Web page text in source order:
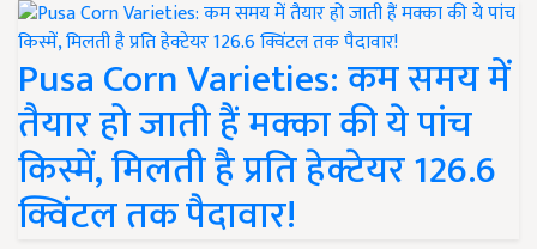
Pusa Corn Varieties: कम समय में
तैयार हो जाती हैं मक्का की ये पांच
किस्में, मिलती है प्रति हेक्टेयर 126.6
क्विंटल तक पैदावार!